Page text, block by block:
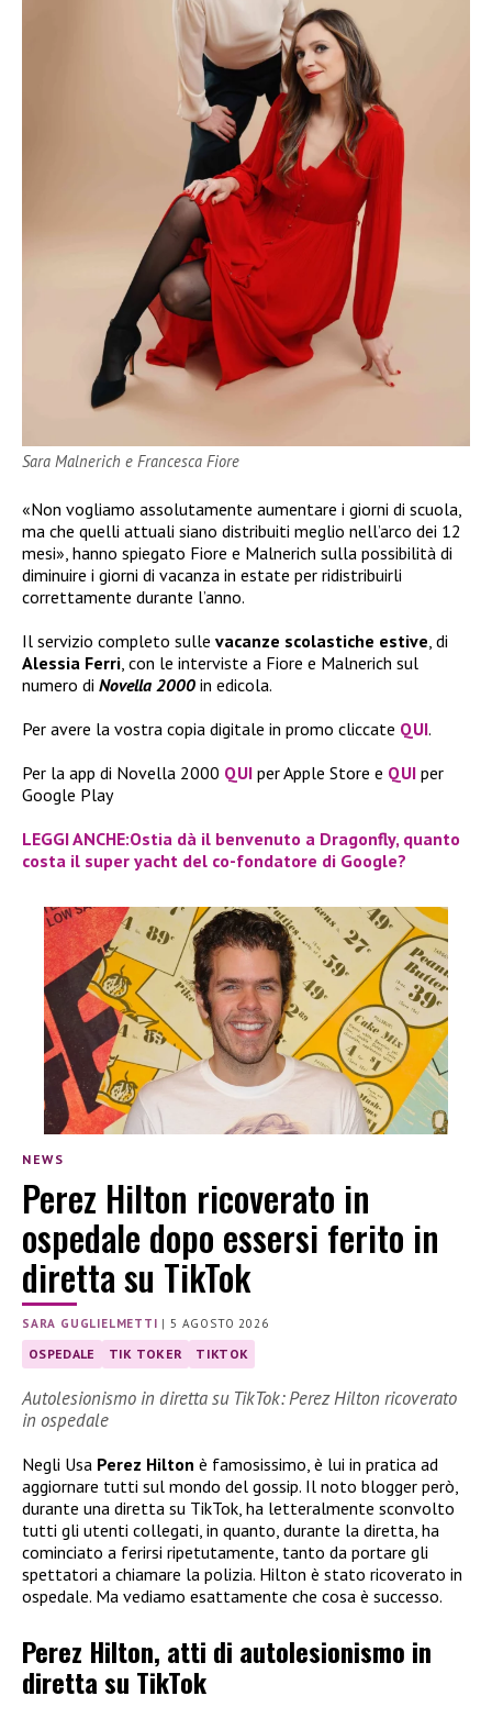
Sara Malnerich e Francesca Fiore
«Non vogliamo assolutamente aumentare i giorni di scuola,
ma che quelli attuali siano distribuiti meglio nell’arco dei 12
mesi», hanno spiegato Fiore e Malnerich sulla possibilità di
diminuire i giorni di vacanza in estate per ridistribuirli
correttamente durante l’anno.
Il servizio completo sulle vacanze scolastiche estive , di
Alessia Ferri , con le interviste a Fiore e Malnerich sul
numero di Novella 2000 in edicola.
Per avere la vostra copia digitale in promo cliccate QUI.
Per la app di Novella 2000 QUI per Apple Store e QUI per
Google Play
LEGGI ANCHE:Ostia dà il benvenuto a Dragonfly, quanto
costa il super yacht del co-fondatore di Google?
NEWS
Perez Hilton ricoverato in
ospedale dopo essersi ferito in
diretta su TikTok
SARA GUGLIELMETTI |5 AGOSTO 2026
OSPEDALE TIK TOKER TIKTOK
Autolesionismo in diretta su TikTok: Perez Hilton ricoverato
in ospedale
Negli Usa Perez Hilton è famosissimo, è lui in pratica ad
aggiornare tutti sul mondo del gossip. Il noto blogger però,
durante una diretta su TikTok, ha letteralmente sconvolto
tutti gli utenti collegati, in quanto, durante la diretta, ha
cominciato a ferirsi ripetutamente, tanto da portare gli
spettatori a chiamare la polizia. Hilton è stato ricoverato in
ospedale. Ma vediamo esattamente che cosa è successo.
Perez Hilton, atti di autolesionismo in
diretta su TikTok